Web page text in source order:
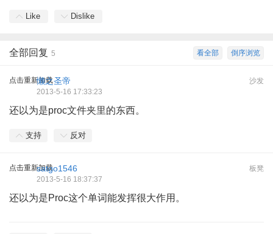
Like Dislike
倒序浏览
看全部
全部回复 5
点击重新加载 沙发
懒之圣帝
2013-5-16 17:33:23
还以为是proc文件夹里的东西。
支持 反对
点击重新加载 板凳
satgo1546
2013-5-16 18:37:37
还以为是Proc这个单词能发挥很大作用。